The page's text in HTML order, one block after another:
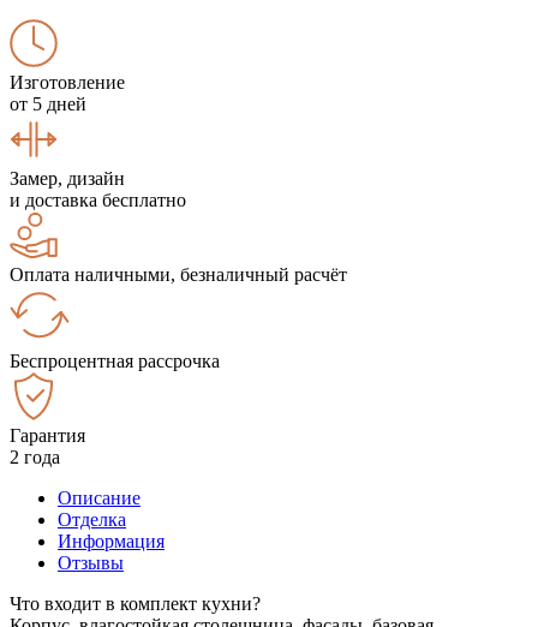
Изготовление
от 5 дней
Замер, дизайн
и доставка бесплатно
Оплата наличными, безналичный расчёт
Беспроцентная рассрочка
Гарантия
2 года
Описание
Отделка
Информация
Отзывы
Что входит в комплект кухни?